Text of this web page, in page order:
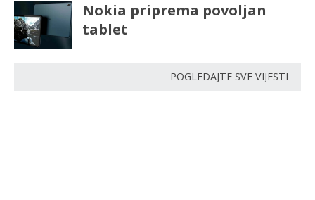
Nokia priprema povoljan
tablet
POGLEDAJTE SVE VIJESTI